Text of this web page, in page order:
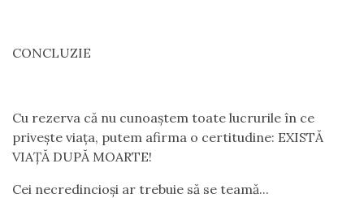
CONCLUZIE
Cu rezerva că nu cunoaștem toate lucrurile în ce
privește viața, putem afirma o certitudine: EXISTĂ
VIAȚĂ DUPĂ MOARTE!
Cei necredincioși ar trebuie să se teamă...